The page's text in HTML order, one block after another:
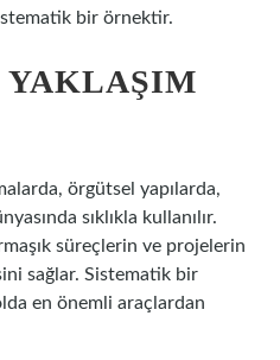
bir örnektir.
örgütsel yapılarda,
sıklıkla kullanılır.
süreçlerin ve projelerin
sağlar. Sistematik bir
en önemli araçlardan